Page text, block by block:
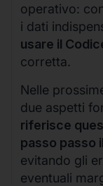
operativo:
i dati
usare il
corretta.
Nelle
due aspetti
riferisce
passo passo
evitando gli
eventuali